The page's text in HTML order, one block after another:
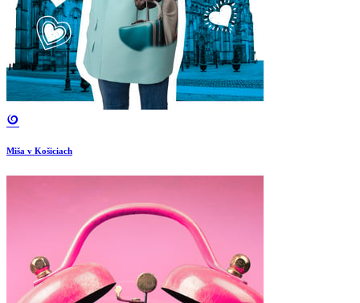
Miša v Košiciach